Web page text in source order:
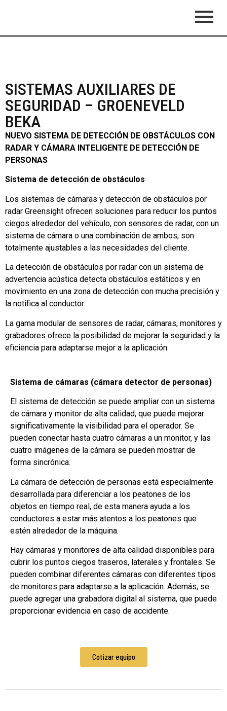
SISTEMAS AUXILIARES DE
SEGURIDAD – GROENEVELD
BEKA
NUEVO SISTEMA DE DETECCIÓN DE OBSTÁCULOS CON
RADAR Y CÁMARA INTELIGENTE DE DETECCIÓN DE
PERSONAS
Sistema de detección de obstáculos
Los sistemas de cámaras y detección de obstáculos por
radar Greensight ofrecen soluciones para reducir los puntos
ciegos alrededor del vehículo, con sensores de radar, con un
sistema de cámara o una combinación de ambos, son
totalmente ajustables a las necesidades del cliente.
La detección de obstáculos por radar con un sistema de
advertencia acústica detecta obstáculos estáticos y en
movimiento en una zona de detección con mucha precisión y
la notifica al conductor.
La gama modular de sensores de radar, cámaras, monitores y
grabadores ofrece la posibilidad de mejorar la seguridad y la
eficiencia para adaptarse mejor a la aplicación.
Sistema de cámaras (cámara detector de personas)
El sistema de detección se puede ampliar con un sistema
de cámara y monitor de alta calidad, que puede mejorar
significativamente la visibilidad para el operador. Se
pueden conectar hasta cuatro cámaras a un monitor, y las
cuatro imágenes de la cámara se pueden mostrar de
forma sincrónica.
La cámara de detección de personas está especialmente
desarrollada para diferenciar a los peatones de los
objetos en tiempo real, de esta manera ayuda a los
conductores a estar más atentos a los peatones que
estén alrededor de la máquina.
Hay cámaras y monitores de alta calidad disponibles para
cubrir los puntos ciegos traseros, laterales y frontales. Se
pueden combinar diferentes cámaras con diferentes tipos
de monitores para adaptarse a la aplicación. Además, se
puede agregar una grabadora digital al sistema, que puede
proporcionar evidencia en caso de accidente.
Cotizar equipo